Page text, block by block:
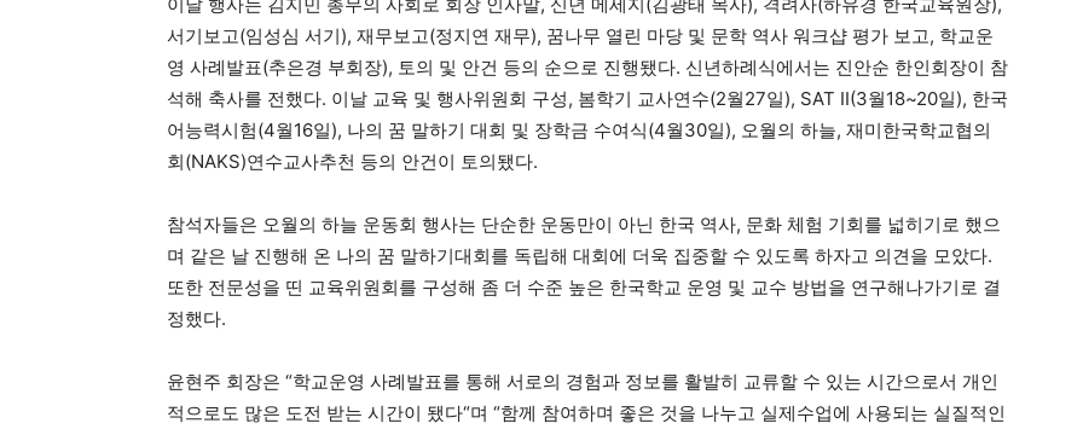
서기보고(임성심 서기), 재무보고(정지연 재무), 꿈나무 열린 마당 및 문학 역사 워크샵 평가 보고, 학교운
영 사례발표(추은경 부회장), 토의 및 안건 등의 순으로 진행됐다. 신년하례식에서는 진안순 한인회장이 참
석해 축사를 전했다. 이날 교육 및 행사위원회 구성, 봄학기 교사연수(2월27일), SAT II(3월18~20일), 한국
어능력시험(4월16일), 나의 꿈 말하기 대회 및 장학금 수여식(4월30일), 오월의 하늘, 재미한국학교협의
회(NAKS)연수교사추천 등의 안건이 토의됐다.
참석자들은 오월의 하늘 운동회 행사는 단순한 운동만이 아닌 한국 역사, 문화 체험 기회를 넓히기로 했으
며 같은 날 진행해 온 나의 꿈 말하기대회를 독립해 대회에 더욱 집중할 수 있도록 하자고 의견을 모았다.
또한 전문성을 띤 교육위원회를 구성해 좀 더 수준 높은 한국학교 운영 및 교수 방법을 연구해나가기로 결
정했다.
윤현주 회장은 “학교운영 사례발표를 통해 서로의 경험과 정보를 활발히 교류할 수 있는 시간으로서 개인
적으로도 많은 도전 받는 시간이 됐다“며 “함께 참여하며 좋은 것을 나누고 실제수업에 사용되는 실질적인